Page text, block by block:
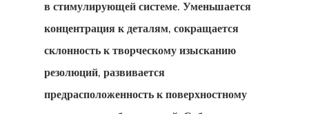
в стимулирующей системе. Уменьшается
концентрация к деталям, сокращается
склонность к творческому изысканию
резолюций, развивается
предрасположенность к поверхностному